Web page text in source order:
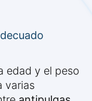
edad y el peso
varias